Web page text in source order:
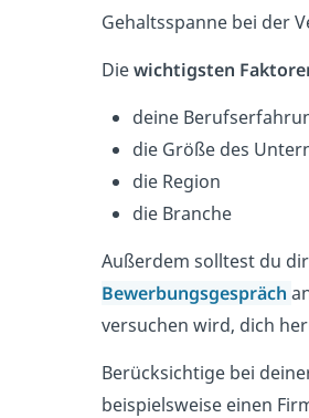
Gehaltsspanne bei der
Diewichtigsten
deine
die Größe des
die Region
die Branche
Außerdem solltest du
Bewerbungsgespräch
versuchen wird, dich
Berücksichtige bei
beispielsweise einen